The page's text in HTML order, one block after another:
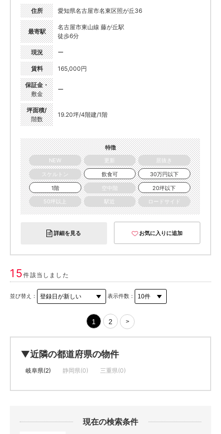
住所 愛知県名古屋市名東区照が丘36
最寄駅
名古屋市東山線 藤が丘駅
徒歩6分
現況 ー
賃料 165,000円
保証金・
敷金
ー
坪面積/
階数
19.20坪/4階建/1階
特徴
NEW
更新
居抜き
スケルトン
飲食可
30万円以下
1階
空中階
20坪以下
50坪以上
駅近 ロードサイド
詳細を見る お気に入りに追加
15件該当しました
並び替え： 表示件数：
1 2 >
▼近隣の都道府県の物件
岐阜県(2) 静岡県(0) 三重県(0)
現在の検索条件